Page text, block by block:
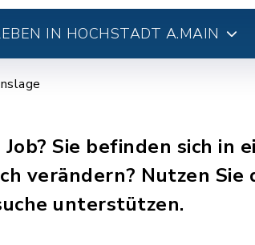
IN HOCHSTADT A.MAIN
Sie befinden sich in
verändern? Nutzen Sie
unterstützen.